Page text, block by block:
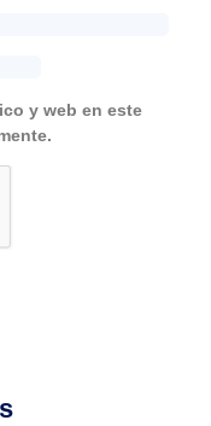
y web en este